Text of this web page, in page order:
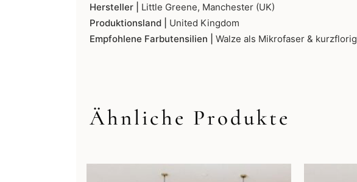
Hersteller | Little Greene, Manchester (UK)
Produktionsland | United Kingdom
Empfohlene Farbutensilien | Walze als Mikrofaser & kurzflorig
Ähnliche Produkte